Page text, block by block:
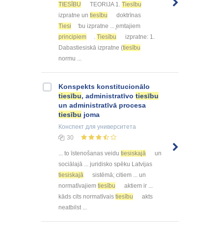
TIESĪBU TEORIJA 1. Tiesību
izpratne un tiesību
doktrīnas
Tiesi
̄bu izpratne ... ̧emtajiem
principiem
Tiesību
izpratne: 1.
Dabastiesiskā izpratne (tiesību
normu ...
Konspekts konstitucionālo
tiesību, administratīvo tiesību
un administratīvā procesa
tiesību joma
Конспект для университета
30
... to īstenošanas veidu tiesiskajā
un
sociālajā ... juridisko spēku Latvijas
tiesiskajā
sistēmā; citiem ... un
normatīvajiem tiesību
aktiem ir ...
kāds cits normatīvais tiesību
akts
neatbilst ...